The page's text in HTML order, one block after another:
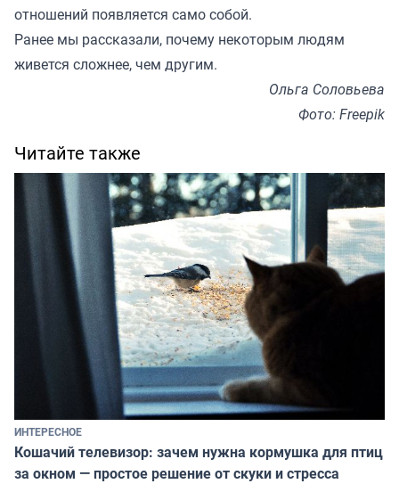
отношений появляется само собой.
Ранее мы рассказали, почему некоторым людям
живется сложнее, чем другим.
Ольга Соловьева
Фото: Freepik
Читайте также
ИНТЕРЕСНОЕ
Кошачий телевизор: зачем нужна кормушка для птиц
за окном — простое решение от скуки и стресса